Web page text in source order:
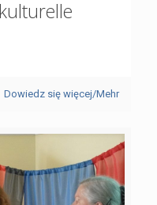
Dowiedz się więcej/Mehr